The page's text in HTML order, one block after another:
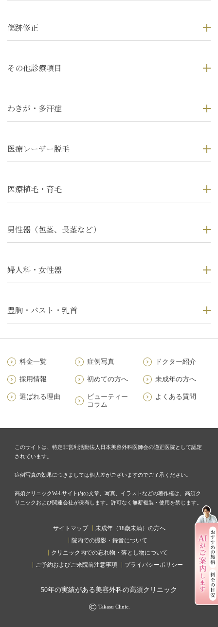
傷跡修正
その他診療項目
わきが・多汗症
医療レーザー脱毛
医療植毛・育毛
男性器（包茎、長茎など）
婦人科・女性器
豊胸・バスト・乳首
料金一覧 症例写真 ドクター紹介
採用情報 初めての方へ 未成年の方へ
選ばれる理由
ビューティー
コラム
よくある質問
このサイトは、特定非営利活動法人日本美容外科医師会の適正医院として認定
されています。
症例写真の効果につきましては個人差がございますのでご了承ください。
高須クリニックWebサイト内の文章、写真、イラストなどの著作権は、高須ク
リニックおよび関連会社が保有します。許可なく無断複製・使用を禁じます。
サイトマップ
未成年（18歳未満）の方へ
院内での撮影・録音について
クリニック内での忘れ物・落とし物について
ご予約およびご来院前注意事項
プライバシーポリシー
50年の実績がある美容外科の高須クリニック
© Takasu Clinic.